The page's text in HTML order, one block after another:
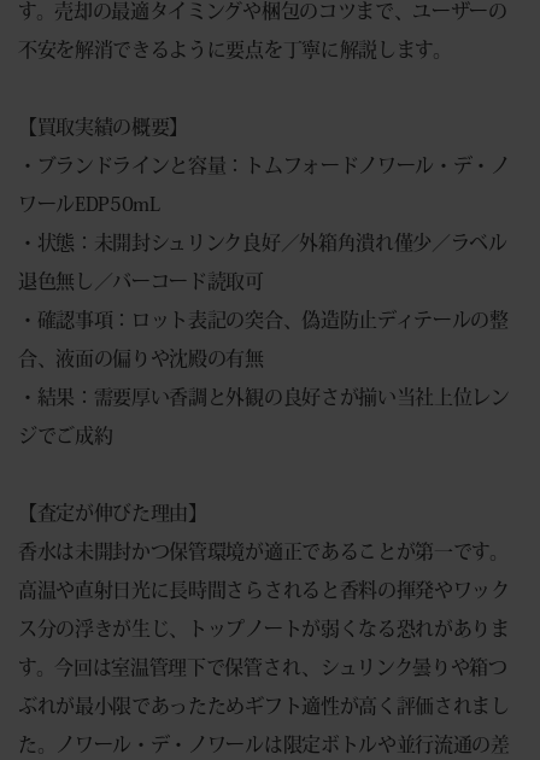
す。売却の最適タイミングや梱包のコツまで、ユーザーの
不安を解消できるように要点を丁寧に解説します。
【買取実績の概要】
・ブランドラインと容量：トムフォードノワール・デ・ノ
ワールEDP50mL
・状態：未開封シュリンク良好／外箱角潰れ僅少／ラベル
退色無し／バーコード読取可
・確認事項：ロット表記の突合、偽造防止ディテールの整
合、液面の偏りや沈殿の有無
・結果：需要厚い香調と外観の良好さが揃い当社上位レン
ジでご成約
【査定が伸びた理由】
香水は未開封かつ保管環境が適正であることが第一です。
高温や直射日光に長時間さらされると香料の揮発やワック
ス分の浮きが生じ、トップノートが弱くなる恐れがありま
す。今回は室温管理下で保管され、シュリンク曇りや箱つ
ぶれが最小限であったためギフト適性が高く評価されまし
た。ノワール・デ・ノワールは限定ボトルや並行流通の差